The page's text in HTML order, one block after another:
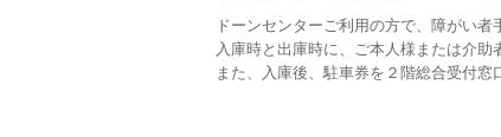
ドーンセンターご利用の方で、障がい
入庫時と出庫時に、ご本人様または介助
また、入庫後、駐車券を２階総合受付窓